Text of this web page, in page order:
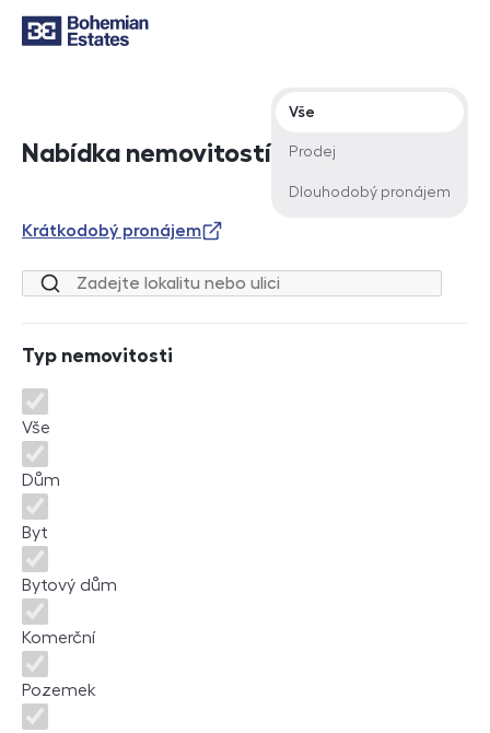
Nabídka nemovitostí
Typ nabídky
Vše
Prodej
Dlouhodobý pronájem
Krátkodobý pronájem
Lokalita nebo ulice
Typ nemovitosti
Typ nemovitosti
Vše
Dům
Byt
Bytový dům
Komerční
Pozemek